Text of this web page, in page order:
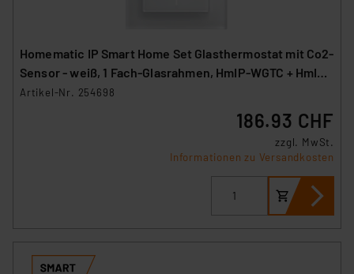
Homematic IP Smart Home Set Glasthermostat mit Co2-
Sensor - weiß, 1 Fach-Glasrahmen, HmIP-WGTC + HmIP-
GF1
Artikel-Nr. 254698
186.93 CHF
zzgl. MwSt.
Informationen zu Versandkosten